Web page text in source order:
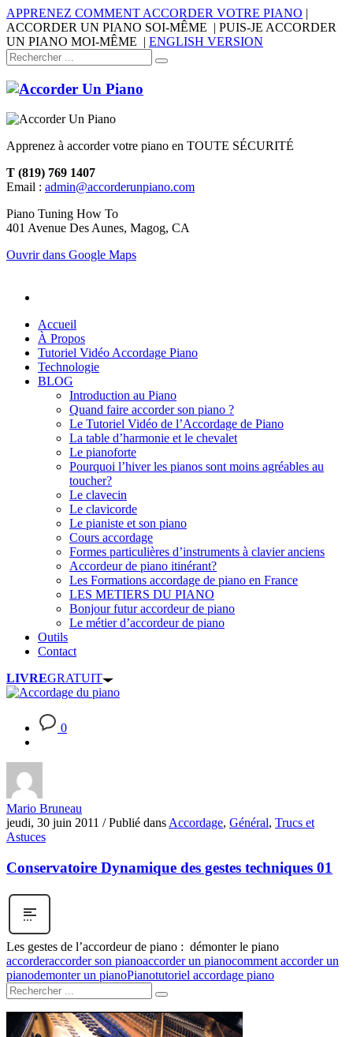
APPRENEZ COMMENT ACCORDER VOTRE PIANO |
ACCORDER UN PIANO SOI-MÊME | PUIS-JE ACCORDER
UN PIANO MOI-MÊME | ENGLISH VERSION
Apprenez à accorder votre piano en TOUTE SÉCURITÉ
T (819) 769 1407
Email : admin@accorderunpiano.com
Piano Tuning How To
401 Avenue Des Aunes, Magog, CA
Ouvrir dans Google Maps
Accueil
À Propos
Tutoriel Vidéo Accordage Piano
Technologie
BLOG
Introduction au Piano
Quand faire accorder son piano ?
Le Tutoriel Vidéo de l’Accordage de Piano
La table d’harmonie et le chevalet
Le pianoforte
Pourquoi l’hiver les pianos sont moins agréables au
toucher?
Le clavecin
Le clavicorde
Le pianiste et son piano
Cours accordage
Formes particulières d’instruments à clavier anciens
Accordeur de piano itinérant?
Les Formations accordage de piano en France
LES METIERS DU PIANO
Bonjour futur accordeur de piano
Le métier d’accordeur de piano
Outils
Contact
LIVREGRATUIT
0
Mario Bruneau
jeudi, 30 juin 2011 / Publié dansAccordage, Général, Trucs et
Astuces
Conservatoire Dynamique des gestes techniques 01
Les gestes de l’accordeur de piano : démonter le piano
accorderaccorder son pianoaccorder un pianocomment accorder un
pianodemonter un pianoPianotutoriel accordage piano